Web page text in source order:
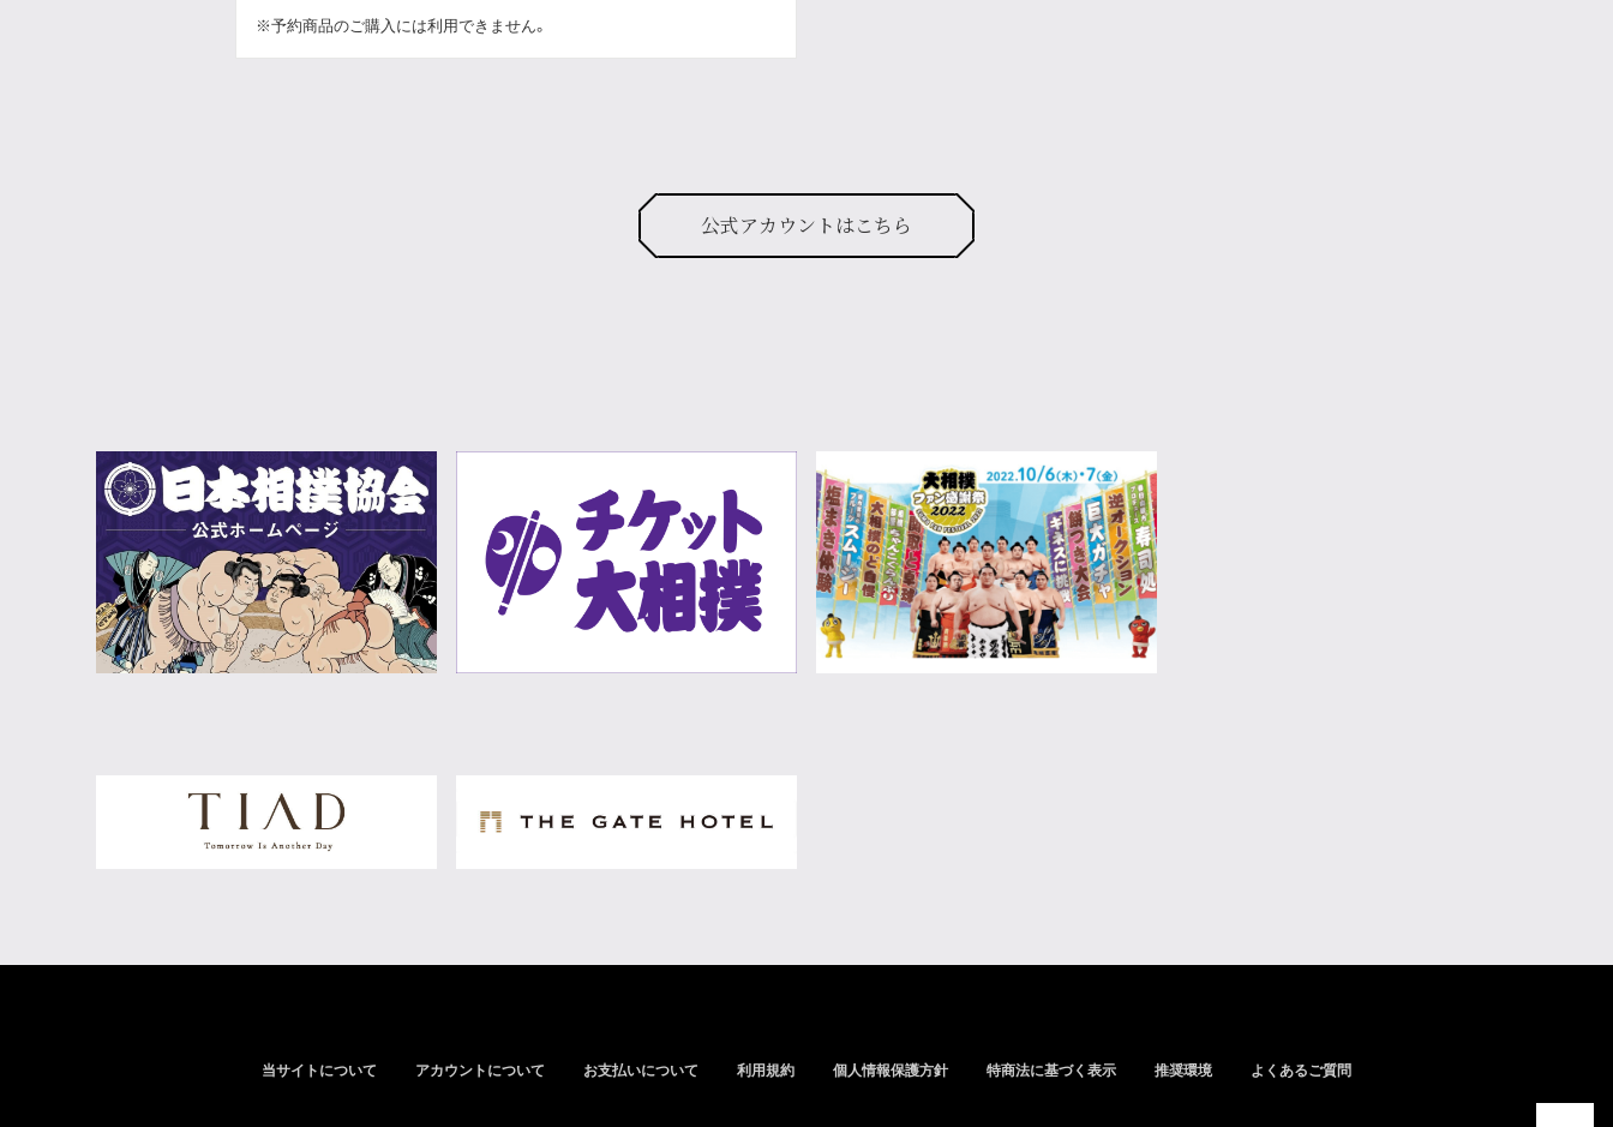
※予約商品のご購入には利用できません。
公式アカウントはこちら
当サイトについて アカウントについて お支払いについて 利用規約 個人情報保護方針 特商法に基づく表示 推奨環境 よくあるご質問